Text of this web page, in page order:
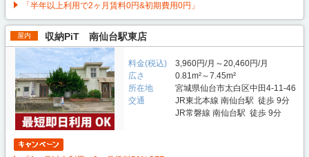
「半年以上利用で2ヶ月賃料0円&初期費用0円」
屋内 収納PiT 南仙台駅東店
料金(税込)
3,960円/月～20,460円/月
広さ
0.81m²～7.45m²
所在地
宮城県仙台市太白区中田4-11-46
交通
JR東北本線 南仙台駅 徒歩 9分
JR常磐線 南仙台駅 徒歩 9分